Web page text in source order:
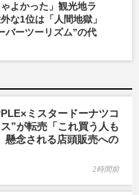
ゃよかった」観光地ラ
な1位は「人間地獄」
バーツーリズム”の代
ミスタードーナツコ
”が転売「これ買う人も
懸念される店頭販売への
2時間前